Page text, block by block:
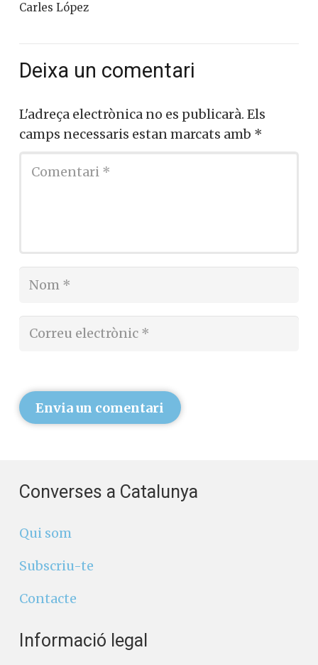
Carles López
Deixa un comentari
L'adreça electrònica no es publicarà. Els
camps necessaris estan marcats amb *
Envia un comentari
Converses a Catalunya
Qui som
Subscriu-te
Contacte
Informació legal